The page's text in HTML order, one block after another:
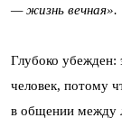
— жизнь вечная».
Глубоко убежден:
человек, потому
в общении между